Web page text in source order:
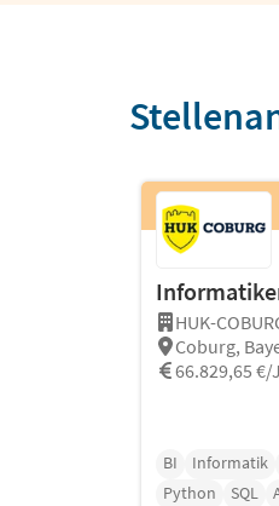
HUK-
Coburg,
66.829,65
BI Informatik
Python
SQL